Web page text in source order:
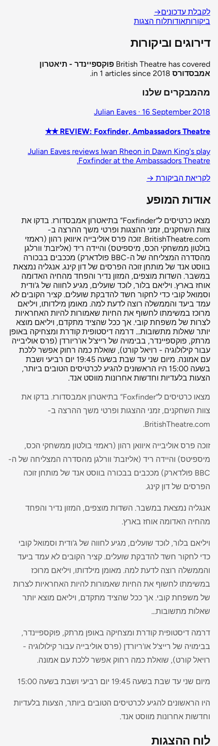
לקבלת עדכונים→
ביקורותאודותלוח הצגות
דירוגים וביקורות
British Theatre has covered פוקספיינדר - תיאטרון
אמבסדורס
מהמבקרים שלנו
Julian Eaves · 16 September 2018
REVIEW: Foxfinder, Ambassadors Theatre ✭✭
Julian Eaves reviews Iwan Rheon in Dawn King's play
Foxfinder at the Ambassadors Theatre.
לקריאת הביקורת →
אודות המופע
מצאו כרטיסים ל“Foxfinder” בתיאטרון אמבסדורז. בדקו את
צוות השחקנים, זמני ההצגות ופרטי משך ההרצה ב-
BritishTheatre.com. זוכה פרס אוליבייה איוואן רהון (ראמזי
בולטון ממשחקי הכס, מיספיטס) והיידה ריד (אליזבת' וורלגן
מהסדרה המצליחה של ה-BBC פולדארק) מככבים בבכורה
בווסט אנד של מותחן זוכה הפרסים של דון קינג. אנגליה נמצאת
במשבר. השדות מוצפים, המזון נדיר והפחד מהחיה האדומה
אוחז בארץ. ויליאם בלור, לוכד שועלים, מגיע לחווה של ג'ודית
וסמואל קובי כדי לחקור חשד להדבקת שועלים. קציר הקובים לא
עמד ביעד והממשלה רוצה לדעת למה. מאומן מילדותו, ויליאם
מרוכז במשימתו לחשוף את החיות שאמורות להיות האחראיות
לצרות של משפחת קובי. אך ככל שהציד מתקדם, ויליאם מוצא
יותר שאלות מתשובות... דרמה דיסטופית קודרת ומצחיקה באופן
מרתק, פוקספיינדר, בבימויה של רייצ'ל או'ריורדן (פרס אוליבייה
עבור קילולוגיה - רויאל קורט), שואלת כמה רחוק אפשר ללכת
עם אמונה. מיום שני עד שבת בשעה 19:45 יום רביעי ושבת
בשעה 15:00 היו הראשונים להגיע לכרטיסים הטובים ביותר,
הצעות בלעדיות וחדשות אחרונות מווסט אנד.
מצאו כרטיסים ל“Foxfinder” בתיאטרון אמבסדורז. בדקו את
צוות השחקנים, זמני ההצגות ופרטי משך ההרצה ב-
BritishTheatre.com.
זוכה פרס אוליבייה איוואן רהון (ראמזי בולטון ממשחקי הכס,
מיספיטס) והיידה ריד (אליזבת' וורלגן מהסדרה המצליחה של ה-
BBC פולדארק) מככבים בבכורה בווסט אנד של מותחן זוכה
הפרסים של דון קינג.
אנגליה נמצאת במשבר. השדות מוצפים, המזון נדיר והפחד
מהחיה האדומה אוחז בארץ.
ויליאם בלור, לוכד שועלים, מגיע לחווה של ג'ודית וסמואל קובי
כדי לחקור חשד להדבקת שועלים. קציר הקובים לא עמד ביעד
והממשלה רוצה לדעת למה. מאומן מילדותו, ויליאם מרוכז
במשימתו לחשוף את החיות שאמורות להיות האחראיות לצרות
של משפחת קובי. אך ככל שהציד מתקדם, ויליאם מוצא יותר
שאלות מתשובות...
דרמה דיסטופית קודרת ומצחיקה באופן מרתק, פוקספיינדר,
בבימויה של רייצ'ל או'ריורדן (פרס אוליבייה עבור קילולוגיה -
רויאל קורט), שואלת כמה רחוק אפשר ללכת עם אמונה.
מיום שני עד שבת בשעה 19:45 יום רביעי ושבת בשעה 15:00
היו הראשונים להגיע לכרטיסים הטובים ביותר, הצעות בלעדיות
וחדשות אחרונות מווסט אנד.
לוח ההצגות